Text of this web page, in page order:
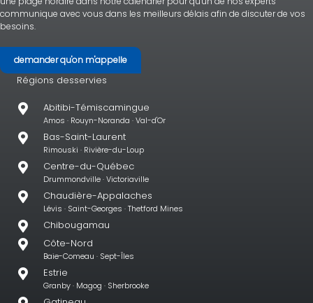
communique avec vous dans les meilleurs délais afin de discuter de vos
besoins.
demander qu'on m'appelle
Régions desservies
Abitibi-Témiscamingue
Amos · Rouyn-Noranda · Val-d'Or
Bas-Saint-Laurent
Rimouski · Rivière-du-Loup
Centre-du-Québec
Drummondville · Victoriaville
Chaudière-Appalaches
Lévis · Saint-Georges · Thetford Mines
Chibougamau
Côte-Nord
Baie-Comeau · Sept-Îles
Estrie
Granby · Magog · Sherbrooke